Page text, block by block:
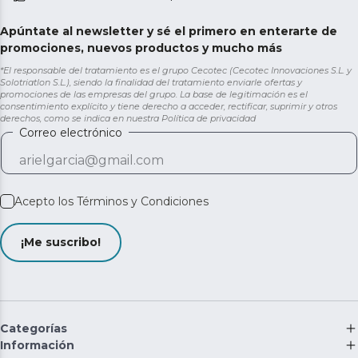
Apúntate al newsletter y sé el primero en enterarte de
promociones, nuevos productos y mucho más
*El responsable del tratamiento es el grupo Cecotec (Cecotec Innovaciones S.L. y
Solotriatlon S.L.), siendo la finalidad del tratamiento enviarle ofertas y
promociones de las empresas del grupo. La base de legitimación es el
consentimiento explícito y tiene derecho a acceder, rectificar, suprimir y otros
derechos, como se indica en nuestra Política de privacidad
Correo electrónico
Acepto los Términos y Condiciones
¡Me suscribo!
Categorías
Información